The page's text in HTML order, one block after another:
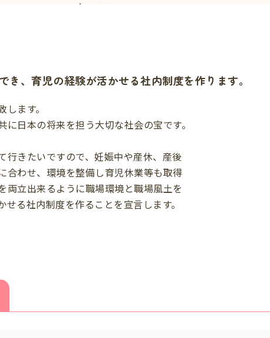
き、育児の経験が活かせる社内制度を作ります。
ます。
に日本の将来を担う大切な社会の宝です。
行きたいですので、妊娠中や産休、産後
合わせ、環境を整備し育児休業等も取得
両立出来るように職場環境と職場風土を
る社内制度を作ることを宣言します。